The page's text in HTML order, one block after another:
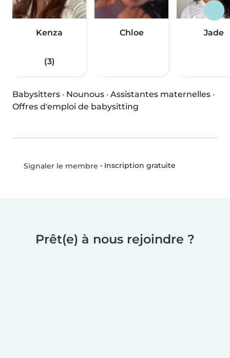
Kenza
(3)
Chloe Jade
Babysitters · Nounous · Assistantes maternelles ·
Offres d'emploi de babysitting
Signaler le membre • Inscription gratuite
Prêt(e) à nous rejoindre ?